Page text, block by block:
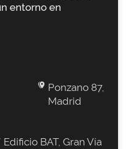
entorno en
Ponzano 87,
Madrid
Edificio BAT, Gran Vía